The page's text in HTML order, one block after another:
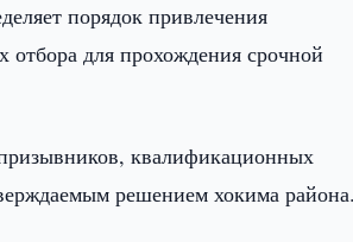
порядок привлечения
отбора для прохождения срочной
квалификационных
решением хокима района.